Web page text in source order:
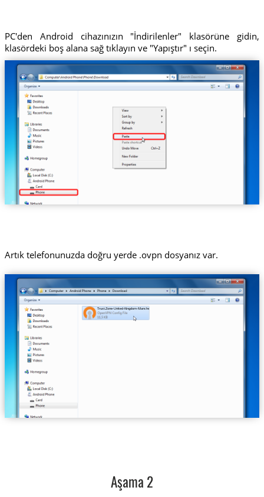
PC'den Android cihazınızın "İndirilenler" klasörüne gidin,
klasördeki boş alana sağ tıklayın ve "Yapıştır" ı seçin.
Artık telefonunuzda doğru yerde .ovpn dosyanız var.
Trust.Zone-United-Kingdom-Manchester.ovpn
Aşama 2